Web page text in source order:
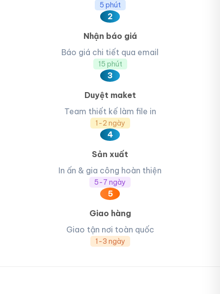
5 phút
2
Nhận báo giá
Báo giá chi tiết qua email
15 phút
3
Duyệt maket
Team thiết kế làm file in
1-2 ngày
4
Sản xuất
In ấn & gia công hoàn thiện
5-7 ngày
5
Giao hàng
Giao tận nơi toàn quốc
1-3 ngày